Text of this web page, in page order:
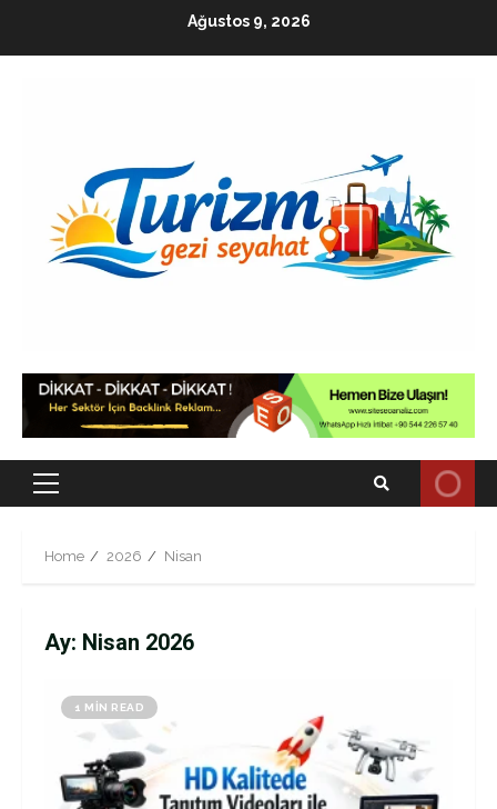
Ağustos 9, 2026
Primary
Home 2026 Nisan
Ay: Nisan 2026
1 MIN READ